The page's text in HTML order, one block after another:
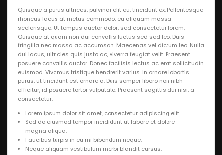
Quisque a purus ultrices, pulvinar elit eu, tincidunt ex. Pellentesque
rhoncus lacus at metus commodo, eu aliquam massa
scelerisque. Ut tempus auctor dolor, sed consectetur lorem.
Quisque at quam non dui convallis luctus sed sed leo. Duis
fringilla nec massa ac accumsan. Maecenas vel dictum leo. Nulla
dui lacus, ultricies quis justo ac, viverra feugiat velit. Praesent
posuere convallis auctor. Donec facilisis lectus ac erat sollicitudin
euismod. Vivamus tristique hendrerit varius. In ornare lobortis
purus, ut tincidunt est ornare a. Duis semper libero non nibh
efficitur, id posuere tortor vulputate. Praesent sagittis dui nisi, a
consectetur.
Lorem ipsum dolor sit amet, consectetur adipiscing elit
Sed do eiusmod tempor incididunt ut labore et dolore
magna aliqua.
Faucibus turpis in eu mi bibendum neque.
Neque aliquam vestibulum morbi blandit cursus.